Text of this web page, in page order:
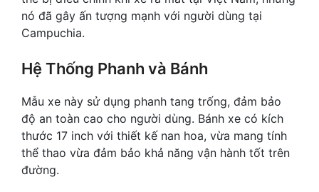
nó đã gây ấn tượng mạnh với người dùng tại
Campuchia.
Hệ Thống Phanh và Bánh
Mẫu xe này sử dụng phanh tang trống, đảm bảo
độ an toàn cao cho người dùng. Bánh xe có kích
thước 17 inch với thiết kế nan hoa, vừa mang tính
thể thao vừa đảm bảo khả năng vận hành tốt trên
đường.